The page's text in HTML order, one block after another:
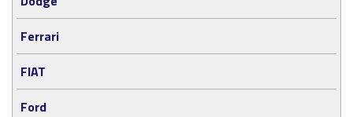
Ferrari
FIAT
Ford